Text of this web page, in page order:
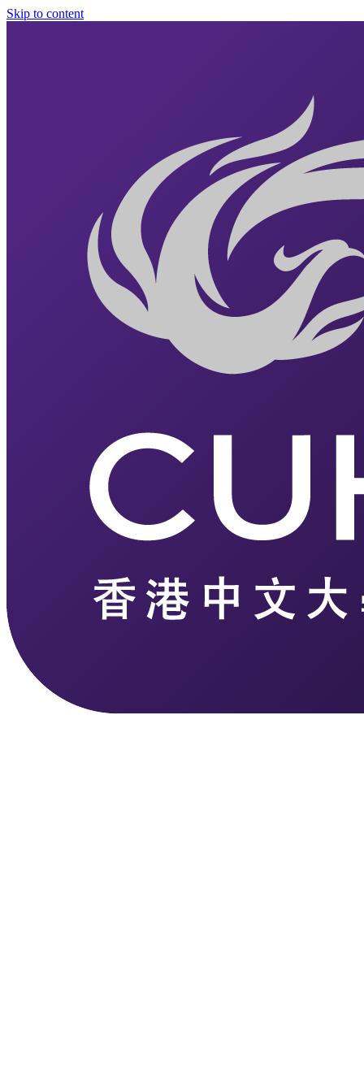
Skip to content